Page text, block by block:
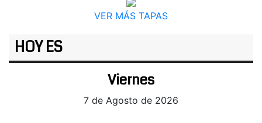
VER MÁS TAPAS
HOY ES
Viernes
7 de Agosto de 2026